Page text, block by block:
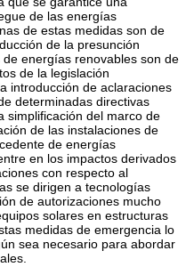
de las energías
de estas medidas son de
de la presunción
energías renovables son de
de la legislación
introducción de aclaraciones
determinadas directivas
simplificación del marco de
de las instalaciones de
de energías
en los impactos derivados
con respecto al
se dirigen a tecnologías
de autorizaciones mucho
solares en estructuras
medidas de emergencia lo
sea necesario para abordar